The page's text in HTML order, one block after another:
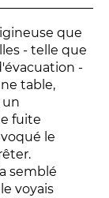
que
- telle que
-
table,
fuite
le
semblé
voyais